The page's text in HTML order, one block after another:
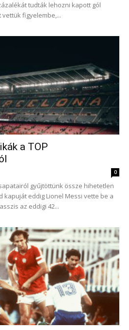
tudták lehozni kapott gól
figyelembe,...
a TOP
0
gyűjtöttünk össze hihetetlen
kapuját eddig Lionel Messi vette be a
az eddigi 42...